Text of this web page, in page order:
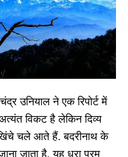
उनियाल ने एक रिपोर्ट में
अत्यंत विकट है लेकिन दिव्य
चले आते हैं. बदरीनाथ के
जाता है. यह धरा परम